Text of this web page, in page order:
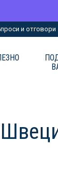
и отговори